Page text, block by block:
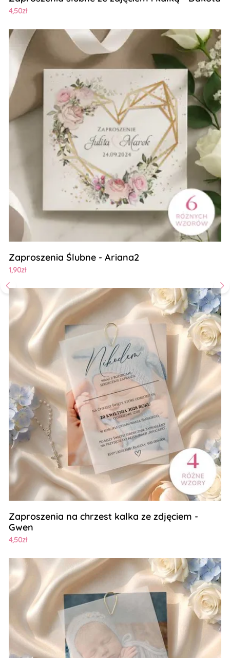
4,50zł
Zaproszenia Ślubne - Ariana2
1,90zł
Zobacz szczegóły Zaproszenia Ślubne - Ariana2
Zaproszenia na chrzest kalka ze zdjęciem -
Gwen
4,50zł
Zobacz szczegóły Zaproszenia na chrzest kalka ze
Zobacz szczegóły Zaproszenia na chrzest kalka ze